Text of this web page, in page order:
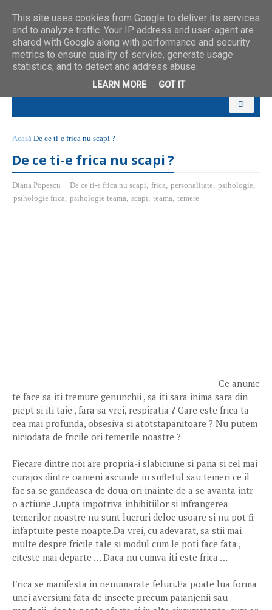
Acasă De ce ti-e frica nu scapi ?
De ce ti-e frica nu scapi ?
Diana Popescu De ce ti-e frica nu scapi, frica, personalitate, psihologie,
psihologie frica, psihologie teama, scapi, teama, temere
Ce anume
te face sa iti tremure genunchii , sa iti sara inima sara din
piept si iti taie , fara sa vrei, respiratia ? Care este frica ta
cea mai profunda, obsesiva si atotstapanitoare ? Nu putem
niciodata de fricile ori temerile noastre ?
Fiecare dintre noi are propria-i slabiciune si pana si cel mai
curajos dintre oameni ascunde in sufletul sau temeri ce il
fac sa se gandeasca de doua ori inainte de a se avanta intr-
o actiune .Lupta impotriva inhibitiilor si infrangerea
temerilor noastre nu sunt lucruri deloc usoare si nu pot fi
infaptuite peste noapte.Da vrei, cu adevarat, sa stii mai
multe despre fricile tale si modul cum le poti face fata ,
citeste mai departe … Daca nu cumva iti este frica …
Frica se manifesta in nenumarate feluri.Ea poate lua forma
unei aversiuni fata de insecte precum paianjenii sau
This site uses cookies from Google to deliver its services
and to analyze traffic. Your IP address and user-agent are
shared with Google along with performance and security
metrics to ensure quality of service, generate usage
statistics, and to detect and address abuse.
LEARN MORE GOT IT